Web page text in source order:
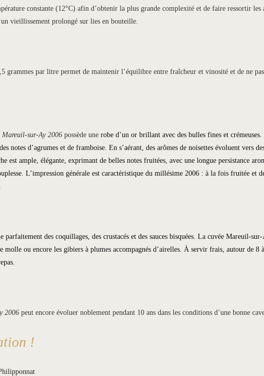
constante (12°C) afin d’obtenir la plus grande complexité et de faire ressortir les
vieillissement prolongé sur lies en bouteille.
grammes par litre permet de maintenir l’équilibre entre fraîcheur et vinosité et de ne
sur-Ay 2006 possède une robe d’un or brillant avec des bulles fines et crémeuses.
notes d’agrumes et de framboise. En s’aérant, des arômes de noisettes évoluent vers
est ample, élégante, exprimant de belles notes fruitées, avec une longue persistance
L’impression générale est caractéristique du millésime 2006 : à la fois fruitée et
parfaitement des coquillages, des crustacés et des sauces bisquées. La cuvée Mareuil-
molle ou encore les gibiers à plumes accompagnés d’airelles. À servir frais, autour de 8
2006 peut encore évoluer noblement pendant 10 ans dans les conditions d’une bonne
!